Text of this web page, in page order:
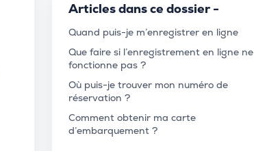
Articles dans ce dossier -
Quand puis-je m’enregistrer en ligne
Que faire si l’enregistrement en ligne ne
fonctionne pas ?
Où puis-je trouver mon numéro de
réservation ?
Comment obtenir ma carte
d’embarquement ?